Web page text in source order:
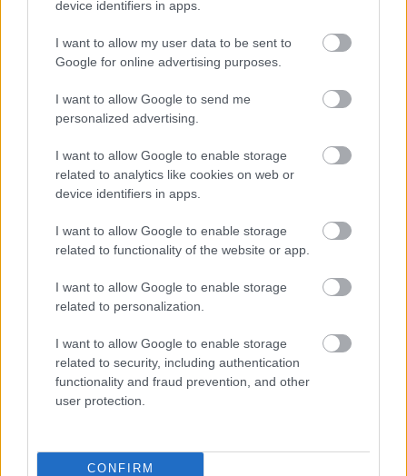
device identifiers in apps.
I want to allow my user data to be sent to
Google for online advertising purposes.
I want to allow Google to send me
personalized advertising.
I want to allow Google to enable storage
related to analytics like cookies on web or
device identifiers in apps.
I want to allow Google to enable storage
related to functionality of the website or app.
I want to allow Google to enable storage
related to personalization.
I want to allow Google to enable storage
related to security, including authentication
functionality and fraud prevention, and other
user protection.
CONFIRM
+++ Szigorúan bizalmas +++Immáron 30 éve, hogy a
vasfüggöny első tégláját kiverte Magyarország az
Gigantikus mexikói nagyköveti party